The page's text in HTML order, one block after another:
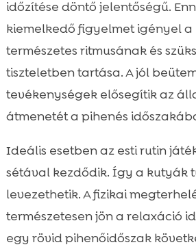
időzítése döntő jelentőségű.
kiemelkedő figyelmet igényel
természetes ritmusának és
tiszteletben tartása. A jól
tevékenységek elősegítik az
átmenetét a pihenés
Ideális esetben az esti rutin
sétával kezdődik. Így a kutyák
levezethetik. A fizikai
természetesen jön a relaxáció
egy rövid pihenőidőszak